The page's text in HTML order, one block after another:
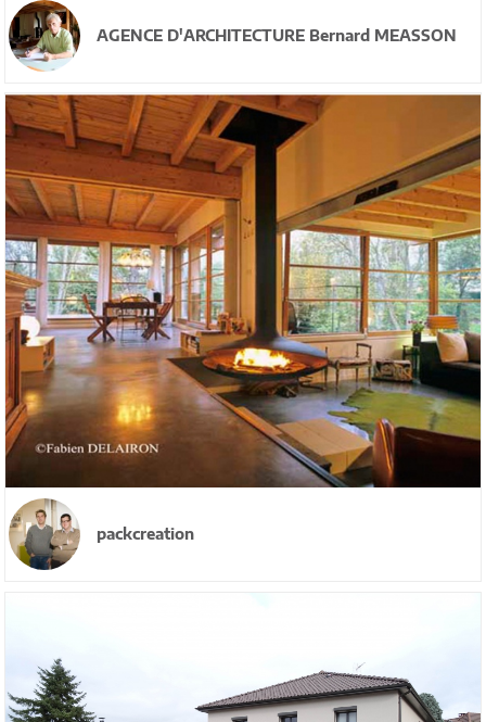
AGENCE D'ARCHITECTURE Bernard MEASSON
packcreation